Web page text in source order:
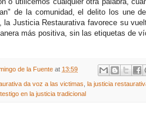
de la comunidad, el delito los une
la Justicia Restaurativa favorece su
más positiva, sin las etiquetas de
de la Fuente at 13:59
da voz a las victimas la justicia
en la justicia tradicional